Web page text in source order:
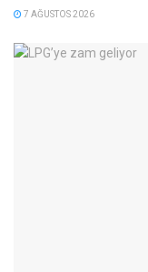
7 AĞUSTOS 2026